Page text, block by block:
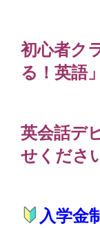
初心者ク
る！英語
英会話デ
せくださ
入学金